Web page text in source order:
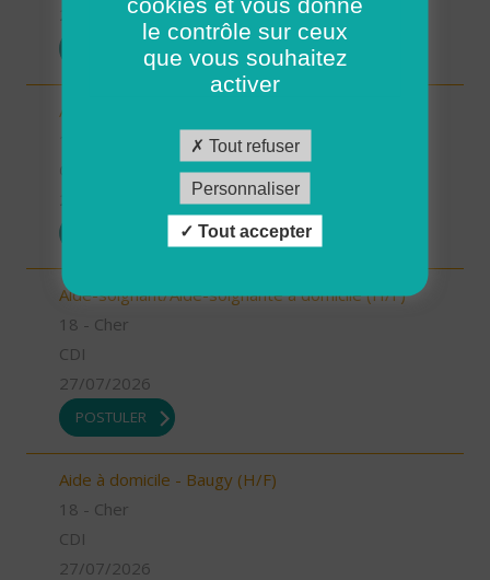
27/07/2026
Aide à domicile - Léré/Vailly (H/F)
Aide-soignant/Aide-soignante à domicile (H/F)
18 - Cher
CDI
27/07/2026
POSTULER
Aide à domicile - Baugy (H/F)
18 - Cher
CDI
27/07/2026
le contrôle sur ceux
que vous souhaitez
activer
Tout refuser
Personnaliser
Tout accepter